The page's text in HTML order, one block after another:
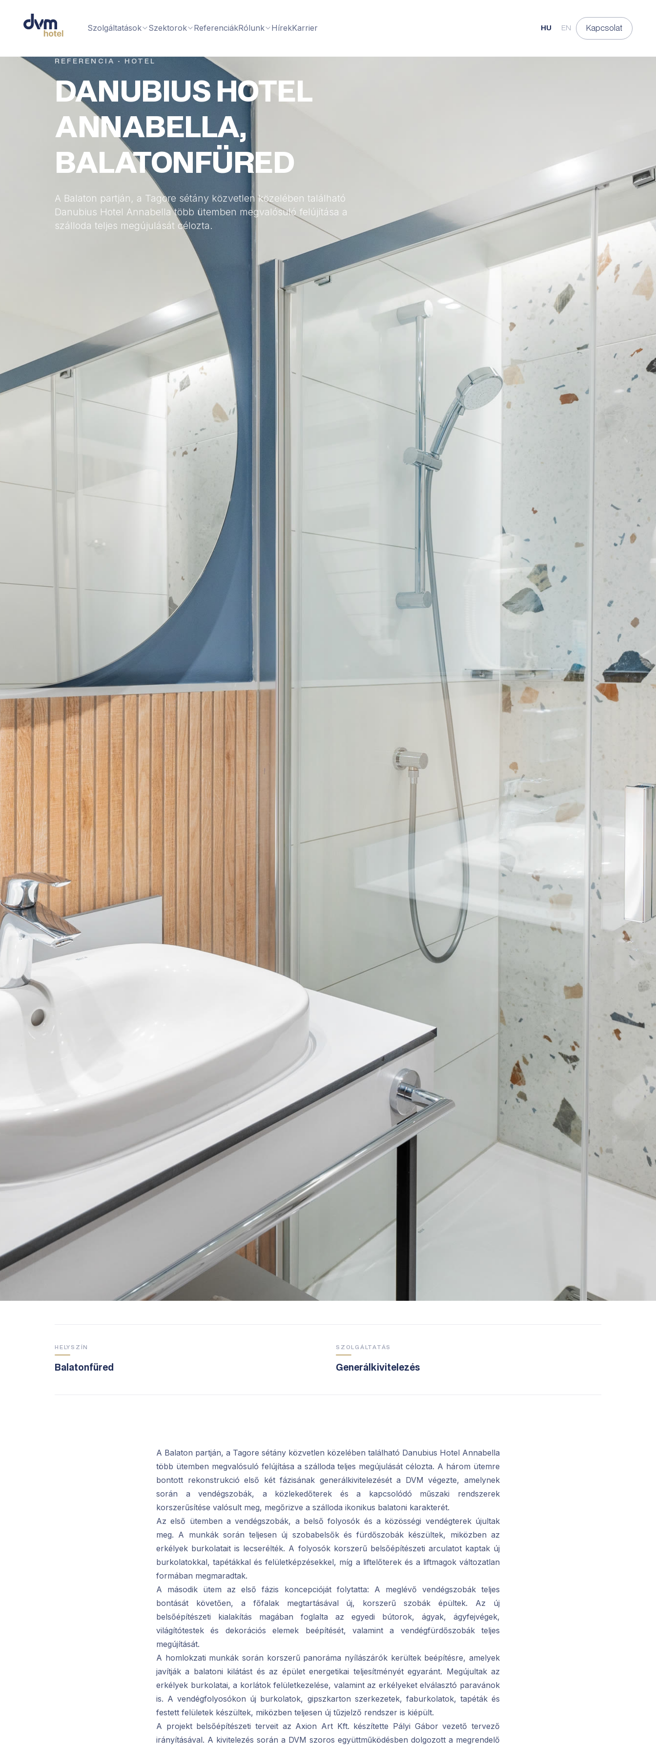
Szolgáltatások Szektorok ReferenciákRólunk HírekKarrier HU EN Kapcsolat
REFERENCIA · HOTEL
DANUBIUS HOTEL
ANNABELLA,
BALATONFÜRED
A Balaton partján, a Tagore sétány közvetlen közelében található
Danubius Hotel Annabella több ütemben megvalósuló felújítása a
szálloda teljes megújulását célozta.
HELYSZÍN
Balatonfüred
SZOLGÁLTATÁS
Generálkivitelezés
A Balaton partján, a Tagore sétány közvetlen közelében található Danubius Hotel Annabella
több ütemben megvalósuló felújítása a szálloda teljes megújulását célozta. A három ütemre
bontott rekonstrukció első két fázisának generálkivitelezését a DVM végezte, amelynek
során a vendégszobák, a közlekedőterek és a kapcsolódó műszaki rendszerek
korszerűsítése valósult meg, megőrizve a szálloda ikonikus balatoni karakterét.
Az első ütemben a vendégszobák, a belső folyosók és a közösségi vendégterek újultak
meg. A munkák során teljesen új szobabelsők és fürdőszobák készültek, miközben az
erkélyek burkolatait is lecserélték. A folyosók korszerű belsőépítészeti arculatot kaptak új
burkolatokkal, tapétákkal és felületképzésekkel, míg a liftelőterek és a liftmagok változatlan
formában megmaradtak.
A második ütem az első fázis koncepcióját folytatta: A meglévő vendégszobák teljes
bontását követően, a főfalak megtartásával új, korszerű szobák épültek. Az új
belsőépítészeti kialakítás magában foglalta az egyedi bútorok, ágyak, ágyfejvégek,
világítótestek és dekorációs elemek beépítését, valamint a vendégfürdőszobák teljes
megújítását.
A homlokzati munkák során korszerű panoráma nyílászárók kerültek beépítésre, amelyek
javítják a balatoni kilátást és az épület energetikai teljesítményét egyaránt. Megújultak az
erkélyek burkolatai, a korlátok felületkezelése, valamint az erkélyeket elválasztó paravánok
is. A vendégfolyosókon új burkolatok, gipszkarton szerkezetek, faburkolatok, tapéták és
festett felületek készültek, miközben teljesen új tűzjelző rendszer is kiépült.
A projekt belsőépítészeti terveit az Axion Art Kft. készítette Pályi Gábor vezető tervező
irányításával. A kivitelezés során a DVM szoros együttműködésben dolgozott a megrendelő